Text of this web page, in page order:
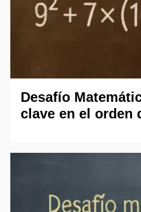
Desafío
clave en el orden